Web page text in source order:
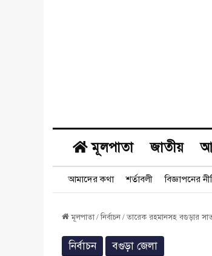
মূলপাতা জাতীয়
আমাদের কথা শর্তাবলী বিজ্ঞাপনের
মূলপাতা/নির্বাচন/তারেক রহমানসহ বগুড়ার
নির্বাচন বগুড়া জেলা